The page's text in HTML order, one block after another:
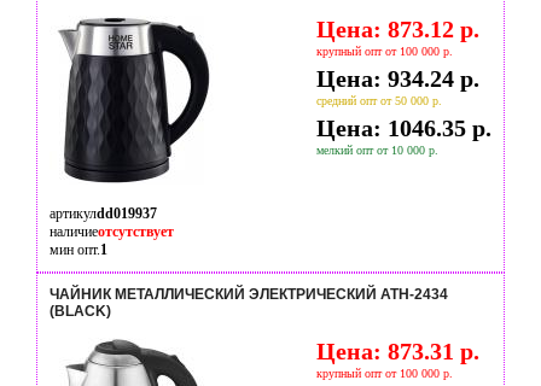
Цена: 873.12 р.
крупный опт от 100 000 р.
Цена: 934.24 р.
средний опт от 50 000 р.
Цена: 1046.35 р.
мелкий опт от 10 000 р.
артикулdd019937
наличиеотсутствует
мин опт.1
ЧАЙНИК МЕТАЛЛИЧЕСКИЙ ЭЛЕКТРИЧЕСКИЙ ATH-2434
(BLACK)
Цена: 873.31 р.
крупный опт от 100 000 р.